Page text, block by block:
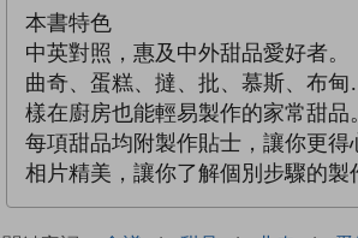
本書特色
中英對照，惠及中外甜品愛好者。
曲奇、蛋糕、撻、批、慕斯、布
樣在廚房也能輕易製作的家常甜品
每項甜品均附製作貼士，讓你更得
相片精美，讓你了解個別步驟的製